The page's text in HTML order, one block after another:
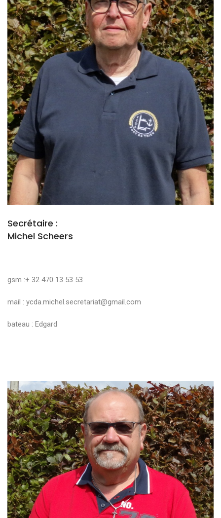
Secrétaire :
Michel Scheers
gsm :+ 32 470 13 53 53
mail : ycda.michel.secretariat@gmail.com
bateau : Edgard